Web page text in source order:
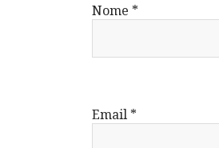
Nome *
Email *